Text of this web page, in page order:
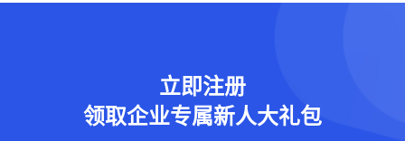
立即注册
领取企业专属新人大礼包